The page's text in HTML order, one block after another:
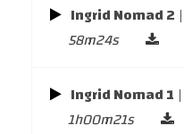
Ingrid Nomad 2
58m24s
Ingrid Nomad 1
1h00m21s